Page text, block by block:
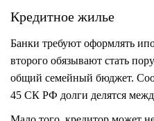
Кредитное жилье
Банки требуют оформлять
второго обязывают стать
общий семейный бюджет.
45 СК РФ долги делятся